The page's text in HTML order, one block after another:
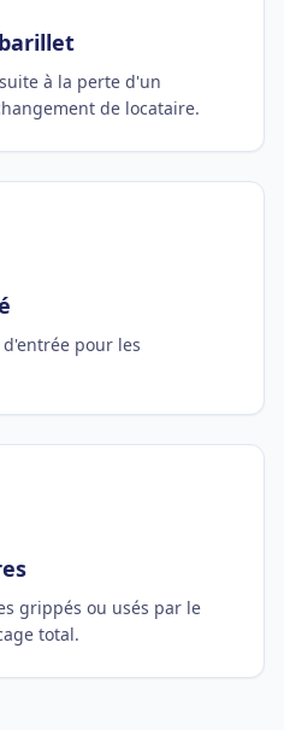
à la perte d'un
de locataire.
pour les
grippés ou usés par le
total.